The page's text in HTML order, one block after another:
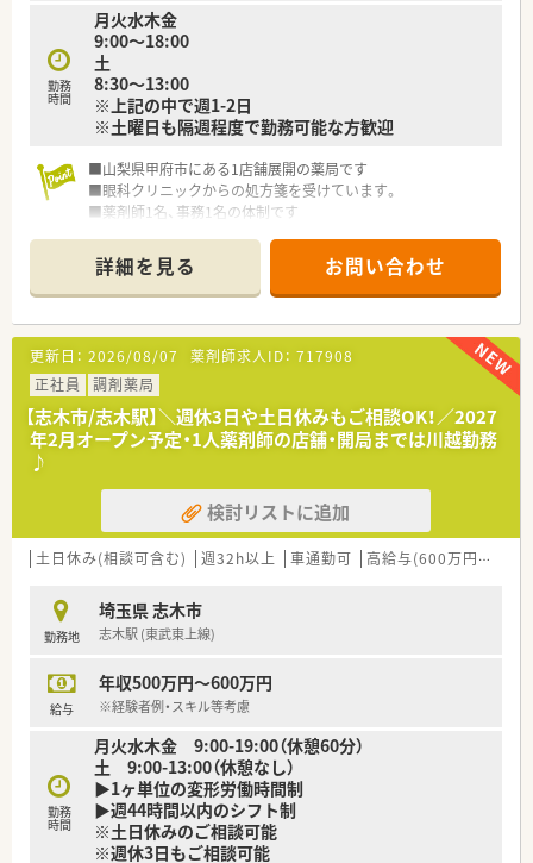
トの時間を大切にできます。
■有給休暇の取得率が高く、希望通りの休みが取りやすいため、
リフレッシュもしやすいです。
■日祝休みに加えて木曜と土曜の午後も休みとなるため、週の半
ばでも体を休められます。
勤務
時間
月火水木金
9:00～18:00
土
8:30～13:00
※上記の中で週1-2日
※土曜日も隔週程度で勤務可能な方歓迎
■山梨県甲府市にある1店舗展開の薬局です
■眼科クリニックからの処方箋を受けています。
■薬剤師1名、事務1名の体制です
詳細を見る お問い合わせ
更新日： 2026/08/07 薬剤師求人ID： 717908
正社員
調剤薬局
【志木市/志木駅】＼週休3日や土日休みもご相談OK！／2027
年2月オープン予定・1人薬剤師の店舗・開局までは川越勤務
♪
検討リストに追加
土日休み(相談可含む) 週32h以上 車通勤可 高給与(600万円以上)
勤務地
埼玉県 志木市
志木駅 (東武東上線)
給与
年収500万円～600万円
※経験者例・スキル等考慮
勤務
時間
月火水木金 9:00-19:00（休憩60分）
土 9:00-13:00（休憩なし）
▶1ヶ単位の変形労働時間制
▶週44時間以内のシフト制
※土日休みのご相談可能
※週休3日もご相談可能